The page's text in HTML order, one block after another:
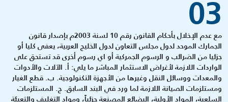
03
مع عدم الإخلال بأحكام القانون رقم 10 لسنة 2003م بإصدار قانون
الجمارك الموحد لدول مجلس التعاون لدول الخليج العربية، يعفى كليا أو
جزئيا من الضرائب و الرسوم الجمركية أو اي رسوم أخرى قد تستحق على
الواردات اللازمة لأغراض الاستثمار المباشر ما يلي: أ. الآلات والأدوات
والمعدات ووسائل النقل وغيرها من الأجهزة التكنولوجية. ب. قطع الغيار
ومستلزمات الصيانة اللازمة لما ورد في البند السابق. ج. المستلزمات
السلعية، المواد الأولية، البضائع المصنعة جزئياً، ومواد التغليف والتعبئة